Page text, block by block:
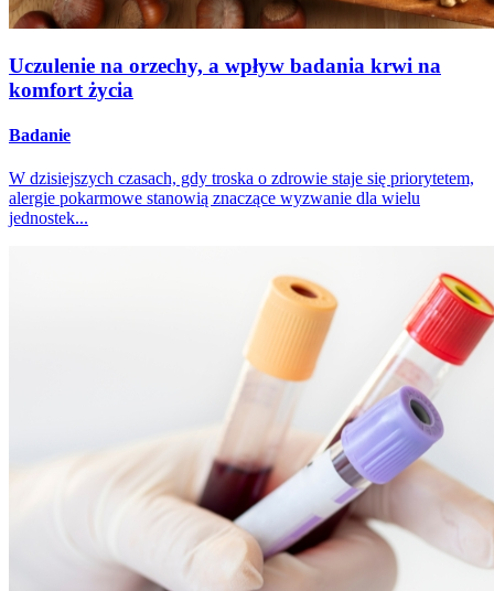
Uczulenie na orzechy, a wpływ badania krwi na
komfort życia
Badanie
W dzisiejszych czasach, gdy troska o zdrowie staje się priorytetem,
alergie pokarmowe stanowią znaczące wyzwanie dla wielu
jednostek...